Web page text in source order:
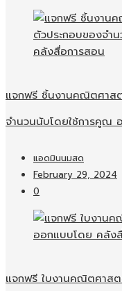
แจกฟรี ชิ้นงานคณิตศาส
จำนวนนับโดยใช้การคูณ
แอดมินนมสด
February 29, 2024
0
แจกฟรี ใบงานคณิตศาสต